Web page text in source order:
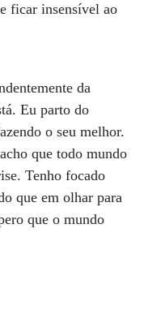
ficar insensível ao
da
Eu parto do
o seu melhor.
que todo mundo
Tenho focado
que em olhar para
que o mundo